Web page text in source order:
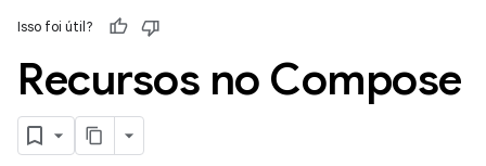
Isso foi útil?
Recursos no Compose